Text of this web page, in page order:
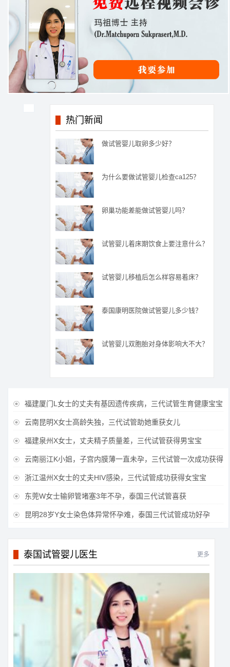
热门新闻
做试管婴儿取卵多少好？
为什么要做试管婴儿检查ca125？
卵巢功能差能做试管婴儿吗？
试管婴儿着床期饮食上要注意什么？
试管婴儿移植后怎么样容易着床？
泰国康明医院做试管婴儿多少钱？
试管婴儿双胞胎对身体影响大不大？
 福建厦门L女士的丈夫有基因遗传疾病，三代试管生育健康宝宝
 云南昆明X女士高龄失独，三代试管助她重获女儿
 福建泉州X女士，丈夫精子质量差，三代试管获得男宝宝
 云南丽江K小姐，子宫内膜薄一直未孕，三代试管一次成功获得
 浙江温州X女士的丈夫HIV感染，三代试管成功获得女宝宝
 东莞W女士输卵管堵塞3年不孕，泰国三代试管喜获
 昆明28岁Y女士染色体异常怀孕难，泰国三代试管成功好孕
泰国试管婴儿医生 更多